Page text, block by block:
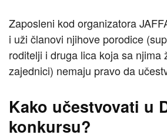
Zaposleni kod organizatora
i uži članovi njihove porodice
roditelji i druga lica koja sa njima
zajednici) nemaju pravo da
Kako učestvovati u
konkursu?